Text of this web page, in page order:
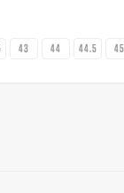
43 44 44.5